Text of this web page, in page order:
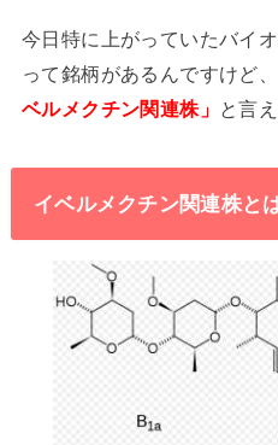
今日特に上がっていたバイ
って銘柄があるんですけど
ベルメクチン関連株」 と言
イベルメクチン関連株と